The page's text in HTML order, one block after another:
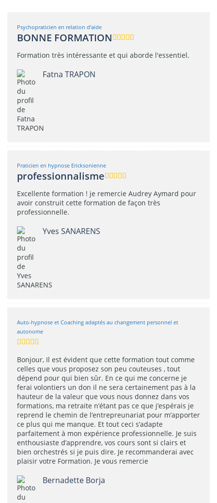
Psychopraticien en relation d’aide
BONNE FORMATION
Formation très intéressante et qui aborde l'essentiel.
Fatna TRAPON
Praticien en hypnose Ericksonienne
professionnalisme
Excellente formation ! je remercie Audrey Aymard pour
avoir construit cette formation de façon très
professionnelle.
Yves SANARENS
Auto-hypnose et Coaching adaptés au changement personnel et
autonome
Bonjour, Il est évident que cette formation tout comme
celles que vous proposez son peu couteuses , tout
dépend pour qui bien sûr. En ce qui me concerne je
ferai volontiers un don il ne sera certainement pas à la
hauteur de la valeur que vous nous donnez dans vos
formations, ma retraite n’étant pas ce que j’espérais je
reprend le chemin de l’entrepreunariat pour m’apporter
ce plus qui me manque. Et tout ceci s’adapte
parfaitement à mon expérience professionnelle. Je suis
enthousiaste d’apprendre, vos cours sont si clairs et
bien orchestrés si je puis dire. Je recommanderai avec
plaisir votre Formation. Je vous remercie
Bernadette Borja